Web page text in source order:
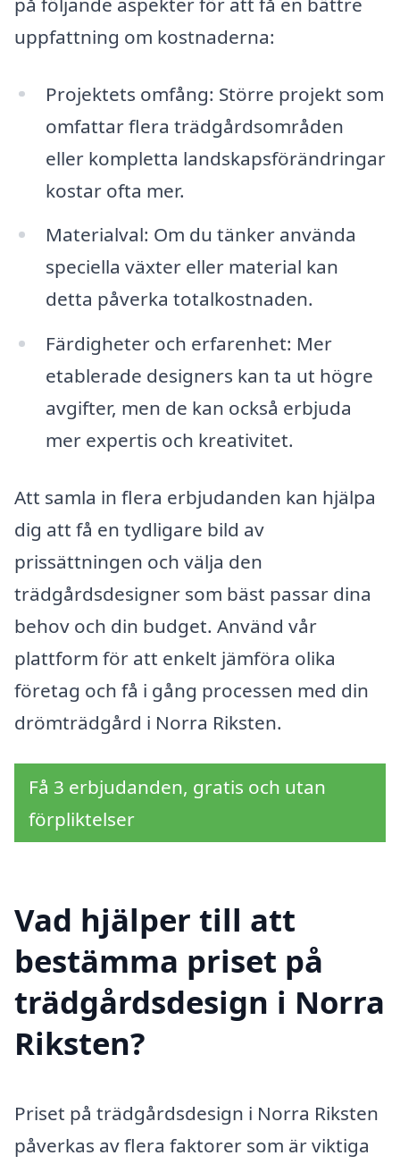
uppfattning om kostnaderna:
Projektets omfång: Större projekt som
omfattar flera trädgårdsområden
eller kompletta landskapsförändringar
kostar ofta mer.
Materialval: Om du tänker använda
speciella växter eller material kan
detta påverka totalkostnaden.
Färdigheter och erfarenhet: Mer
etablerade designers kan ta ut högre
avgifter, men de kan också erbjuda
mer expertis och kreativitet.
Att samla in flera erbjudanden kan hjälpa
dig att få en tydligare bild av
prissättningen och välja den
trädgårdsdesigner som bäst passar dina
behov och din budget. Använd vår
plattform för att enkelt jämföra olika
företag och få i gång processen med din
drömträdgård i Norra Riksten.
Få 3 erbjudanden, gratis och utan
förpliktelser
Vad hjälper till att
bestämma priset på
trädgårdsdesign i Norra
Riksten?
Priset på trädgårdsdesign i Norra Riksten
påverkas av flera faktorer som är viktiga